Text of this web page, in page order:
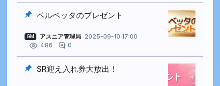
ベルベッタのプレゼント
GM アスニア管理局 2025-09-10 17:00
486
0
SR迎え入れ券大放出！